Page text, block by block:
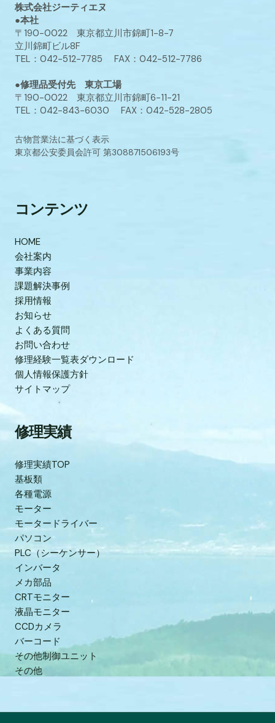
株式会社ジーティエヌ
●本社
〒190-0022 東京都立川市錦町1-8-7
立川錦町ビル8F
TEL：042-512-7785 FAX：042-512-7786
●修理品受付先 東京工場
〒190-0022 東京都立川市錦町6-11-21
TEL：042-843-6030 FAX：042-528-2805
古物営業法に基づく表示
東京都公安委員会許可 第308871506193号
コンテンツ
HOME
会社案内
事業内容
課題解決事例
採用情報
お知らせ
よくある質問
お問い合わせ
修理経験一覧表ダウンロード
個人情報保護方針
サイトマップ
修理実績
修理実績TOP
基板類
各種電源
モーター
モータードライバー
パソコン
PLC（シーケンサー）
インバータ
メカ部品
CRTモニター
液晶モニター
CCDカメラ
バーコード
その他制御ユニット
その他